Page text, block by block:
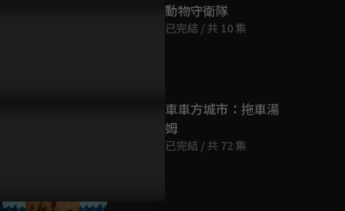
動物守衛隊
已完結 / 共 10 集
車車方城市：拖車湯
姆
已完結 / 共 72 集